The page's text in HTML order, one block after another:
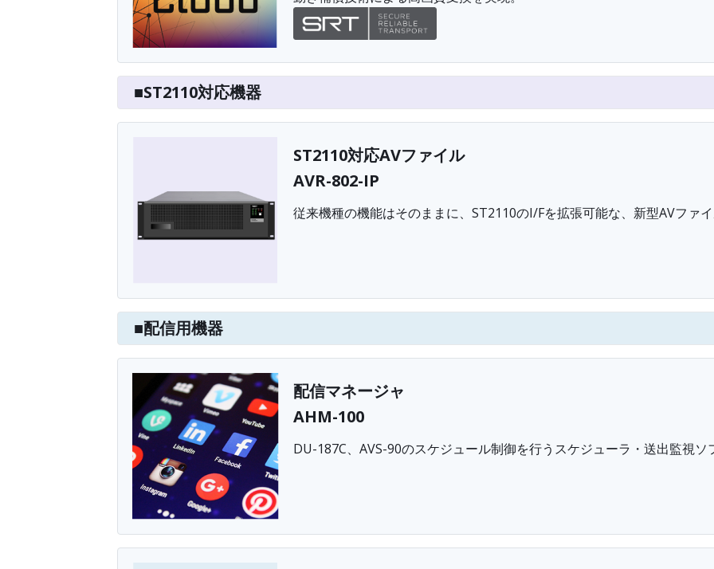
■ST2110対応機器
ST2110対応AVファイル
AVR-802-IP
従来機種の機能はそのままに、ST2110のI/Fを拡張可能な、新型AVファ
■配信用機器
配信マネージャ
AHM-100
DU-187C、AVS-90のスケジュール制御を行うスケジューラ・送出監視ソ